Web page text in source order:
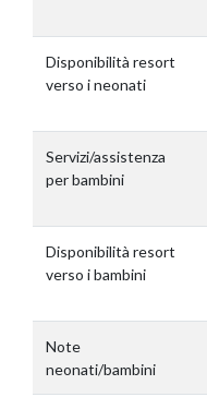
Disponibilità resort
verso i neonati
Servizi/assistenza
per bambini
Disponibilità resort
verso i bambini
Note
neonati/bambini